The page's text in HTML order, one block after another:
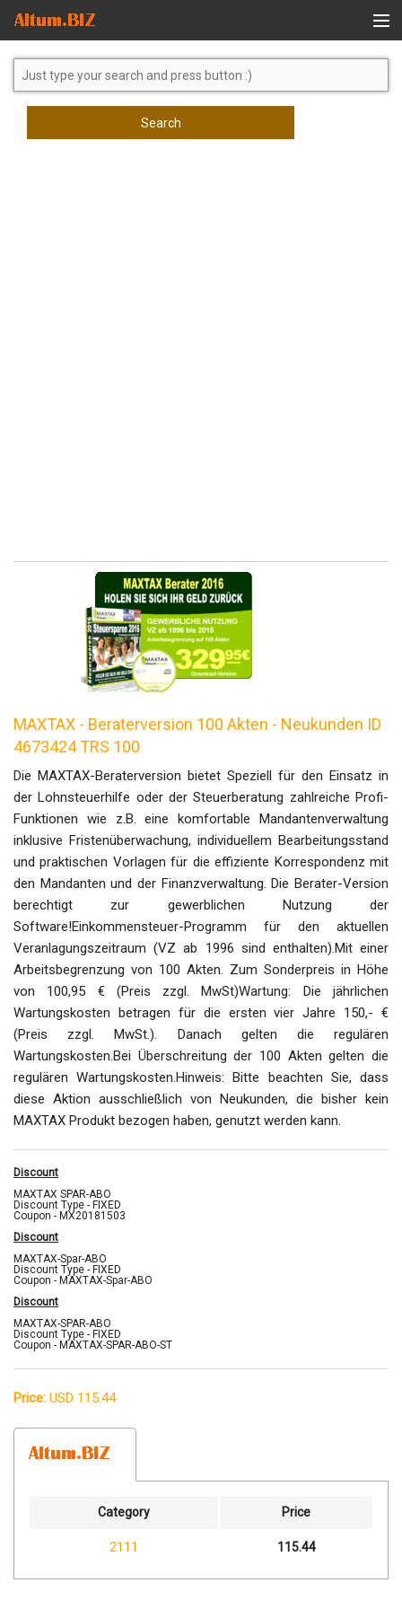
Global Search
Search
MAXTAX - Beraterversion 100 Akten - Neukunden ID
4673424 TRS 100
Die MAXTAX-Beraterversion bietet Speziell für den Einsatz in
der Lohnsteuerhilfe oder der Steuerberatung zahlreiche Profi-
Funktionen wie z.B. eine komfortable Mandantenverwaltung
inklusive Fristenüberwachung, individuellem Bearbeitungsstand
und praktischen Vorlagen für die effiziente Korrespondenz mit
den Mandanten und der Finanzverwaltung. Die Berater-Version
berechtigt zur gewerblichen Nutzung der
Software!Einkommensteuer-Programm für den aktuellen
Veranlagungszeitraum (VZ ab 1996 sind enthalten).Mit einer
Arbeitsbegrenzung von 100 Akten. Zum Sonderpreis in Höhe
von 100,95 € (Preis zzgl. MwSt)Wartung: Die jährlichen
Wartungskosten betragen für die ersten vier Jahre 150,- €
(Preis zzgl. MwSt.). Danach gelten die regulären
Wartungskosten.Bei Überschreitung der 100 Akten gelten die
regulären Wartungskosten.Hinweis: Bitte beachten Sie, dass
diese Aktion ausschließlich von Neukunden, die bisher kein
MAXTAX Produkt bezogen haben, genutzt werden kann.
Discount
MAXTAX SPAR-ABO
Discount Type - FIXED
Coupon - MX20181503
Discount
MAXTAX-Spar-ABO
Discount Type - FIXED
Coupon - MAXTAX-Spar-ABO
Discount
MAXTAX-SPAR-ABO
Discount Type - FIXED
Coupon - MAXTAX-SPAR-ABO-ST
Price: USD 115.44
Category Price
2111 115.44